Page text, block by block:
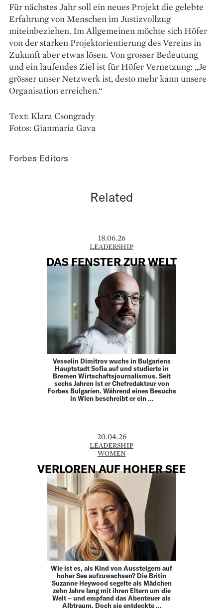
Für nächstes Jahr soll ein neues Projekt die gelebte
Erfahrung von Menschen im Justizvollzug
miteinbeziehen. Im Allgemeinen möchte sich Höfer
von der starken Projektorientierung des Vereins in
Zukunft aber etwas lösen. Von grosser Bedeutung
und ein laufendes Ziel ist für Höfer Vernetzung: „Je
grösser unser Netzwerk ist, desto mehr kann unsere
Organisation erreichen.“
Text: Klara Csongrady
Fotos: Gianmaria Gava
Forbes Editors
Related
18.06.26
LEADERSHIP
DAS FENSTER ZUR WELT
Vesselin Dimitrov wuchs in Bulgariens
Hauptstadt Sofia auf und studierte in
Bremen Wirtschaftsjournalismus. Seit
sechs Jahren ist er Chefredakteur von
Forbes Bulgarien. Während eines Besuchs
in Wien beschreibt er ein …
20.04.26
LEADERSHIP
WOMEN
VERLOREN AUF HOHER SEE
Wie ist es, als Kind von Aussteigern auf
hoher See aufzuwachsen? Die Britin
Suzanne Heywood segelte als Mädchen
zehn Jahre lang mit ihren Eltern um die
Welt – und empfand das Abenteuer als
Albtraum. Doch sie entdeckte …